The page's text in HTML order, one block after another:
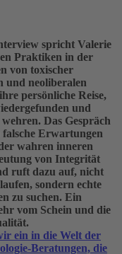
spricht Valerie
Praktiken in der
von toxischer
und neoliberalen
persönliche Reise,
und
Das Gespräch
falsche Erwartungen
wahren inneren
von Integrität
ruft dazu auf, nicht
sondern echte
zu suchen. Ein
vom Schein und die
ein in die Welt der
Beratungen, die